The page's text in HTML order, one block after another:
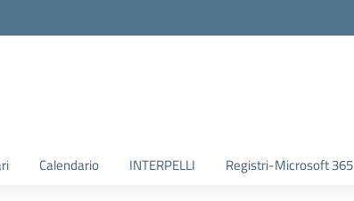
Calendario INTERPELLI Registri-Microsoft 365